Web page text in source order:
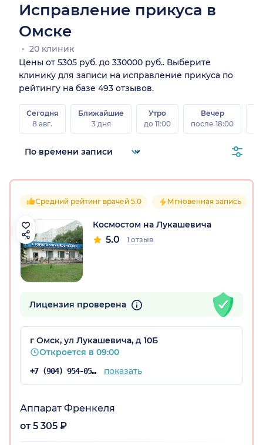
Исправление прикуса в
Омске
20 клиник
Цены от 5305 руб. до 330000 руб.. Выберите
клинику для записи на исправление прикуса по
рейтингу на базе 493 отзывов.
Сегодня
8 авг.
Ближайшие
3 дня
Утро
до 11:00
Вечер
после 18:00
Средний рейтинг врачей 5.0 Мгновенная запись
Космостом на Лукашевича
5.0 1 отзыв
Лицензия проверена
г Омск, ул Лукашевича, д 10Б
Откроется в 09:00
+7 (904) 954-05-46 показать
Аппарат Френкеля
от 5 305 ₽